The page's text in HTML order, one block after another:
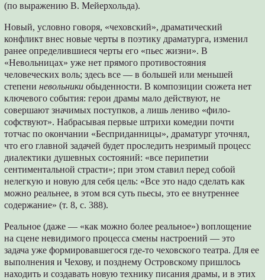
(по выражению В. Мейерхольда).
Новый, условно говоря, «чеховский», драматический
конфликт внес новые черты в поэтику драматурга, изменил
ранее определившиеся черты его «пьес жизни». В
«Невольницах» уже нет прямого противостояния
человеческих воль; здесь все — в большей или меньшей
степениневольники обыденности. В композиции сюжета нет
ключевого события: герои драмы мало действуют, не
совершают значимых поступков, а лишь лениво «фило-
софствуют». Набрасывая первые штрихи комедии почти
тотчас по окончании «Бесприданницы», драматург уточнял,
что его главной задачей будет проследить незримый процесс
диалектики душевных состояний: «все перипетии
сентиментальной страсти»; при этом ставил перед собой
нелегкую и новую для себя цель: «Все это надо сделать как
можно реальнее, в этом вся суть пьесы, это ее внутреннее
содержание» (т. 8, с. 388).
Реальное (даже — «как можно более реальное») воплощение
на сцене невидимого процесса смены настроений — это
задача уже формировавшегося где-то чеховского театра. Для ее
выполнения и Чехову, и позднему Островскому пришлось
находить и создавать новую технику писания драмы, и в этих